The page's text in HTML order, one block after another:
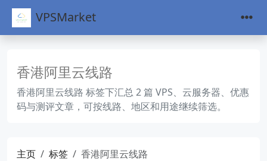
VPSMarket
香港阿里云线路
香港阿里云线路 标签下汇总 2 篇 VPS、云服务器、优惠
码与测评文章，可按线路、地区和用途继续筛选。
主页 标签 香港阿里云线路